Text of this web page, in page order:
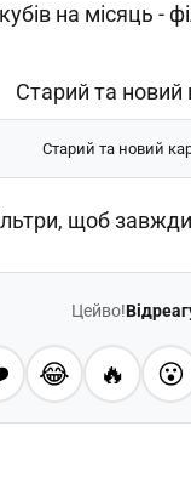
на місяць -
Старий та новий
щоб
Цейво!
😂 🔥 😮